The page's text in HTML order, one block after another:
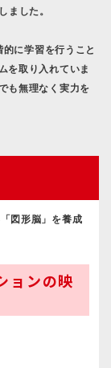
ました。
に学習を行うこと
を取り入れていま
も無理なく実力を
図形脳」を養成
ョンの映